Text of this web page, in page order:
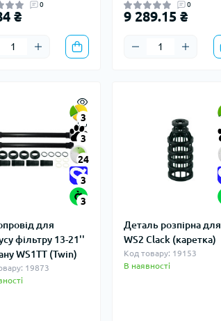
0
₴
0
9 289.15 ₴
3
3
24
3
3
для
фільтру 13-21''
WS1TT (Twin)
19873
Деталь розпірна для
WS2 Clack (каретка)
Код товару: 19153
В наявності